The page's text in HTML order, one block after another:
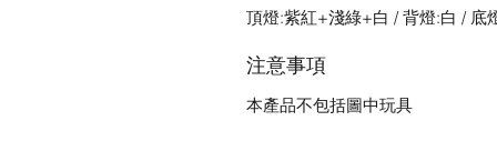
頂燈:紫紅+淺綠+白 / 背燈:白 / 底
注意事項
本產品不包括圖中玩具